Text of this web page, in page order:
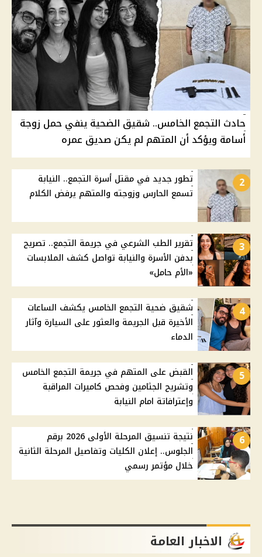
حادث التجمع الخامس.. شقيق الضحية ينفي حمل زوجة
أسامة ويؤكد أن المتهم لم يكن صديق عمره
2
تطور جديد في مقتل أسرة التجمع.. النيابة
تسمع الحارس وزوجته والمتهم يرفض الكلام
3
تقرير الطب الشرعي في جريمة التجمع.. تصريح
بدفن الأسرة والنيابة تواصل كشف الملابسات
«الأم حامل»
4
شقيق ضحية التجمع الخامس يكشف الساعات
الأخيرة قبل الجريمة والعثور على السيارة وآثار
الدماء
5
القبض على المتهم في جريمة التجمع الخامس
وتشريح الجثامين وفحص كاميرات المراقبة
وإعترافاتة امام النيابة
6
نتيجة تنسيق المرحلة الأولى 2026 برقم
الجلوس.. إعلان الكليات وتفاصيل المرحلة الثانية
خلال مؤتمر رسمي
الاخبار العامة